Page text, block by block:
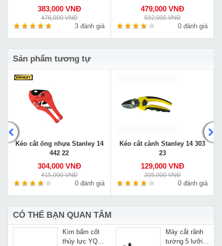
383,000 VNĐ
476,000 VNĐ
3 đánh giá
479,000 VNĐ
592,000 VNĐ
0 đánh giá
Sản phẩm tương tự
Kéo cắt ống nhựa Stanley 14
442 22
304,000 VNĐ
415,000 VNĐ
0 đánh giá
Kéo cắt cành Stanley 14 303
23
129,000 VNĐ
205,000 VNĐ
0 đánh giá
CÓ THỂ BẠN QUAN TÂM
Kìm bấm cốt
thủy lực YQK
Máy cắt rãnh
tường 5 lưỡi